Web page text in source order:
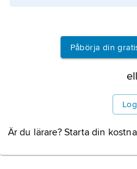
Information om
Påbörja din
Är du lärare? Starta din